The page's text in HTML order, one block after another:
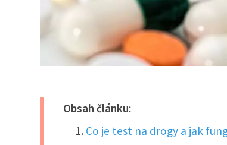
Obsah článku:
Co je test na drogy a jak